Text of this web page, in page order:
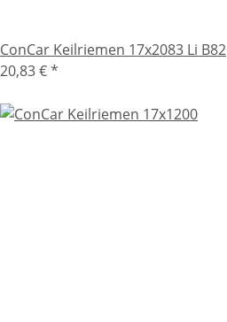
ConCar Keilriemen 17x2083 Li B82
20,83 €*